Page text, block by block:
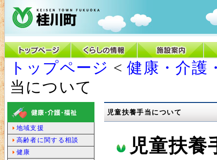
トップページ <健康・介護
当について
児童扶養手当について
児童扶養
地域支援
高齢者に関する相談
健康